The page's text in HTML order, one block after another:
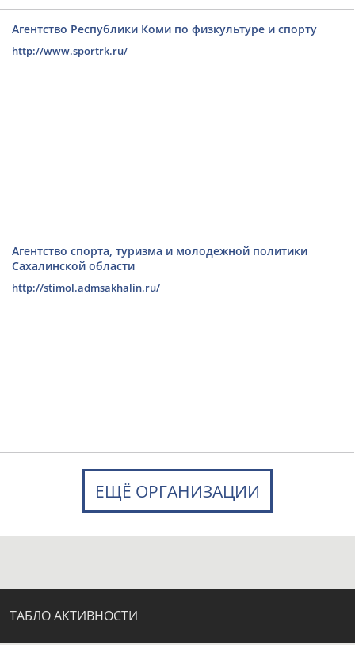
Агентство Республики Коми по физкультуре и спорту
http://www.sportrk.ru/
Агентство спорта, туризма и молодежной политики
Сахалинской области
http://stimol.admsakhalin.ru/
ЕЩЁ ОРГАНИЗАЦИИ
ТАБЛО АКТИВНОСТИ